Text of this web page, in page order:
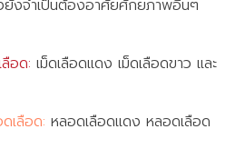
ยังจำเป็นต้องอาศัยศักยภาพอื่นๆ
อด: เม็ดเลือดแดง เม็ดเลือดขาว และ
เลือด: หลอดเลือดแดง หลอดเลือด